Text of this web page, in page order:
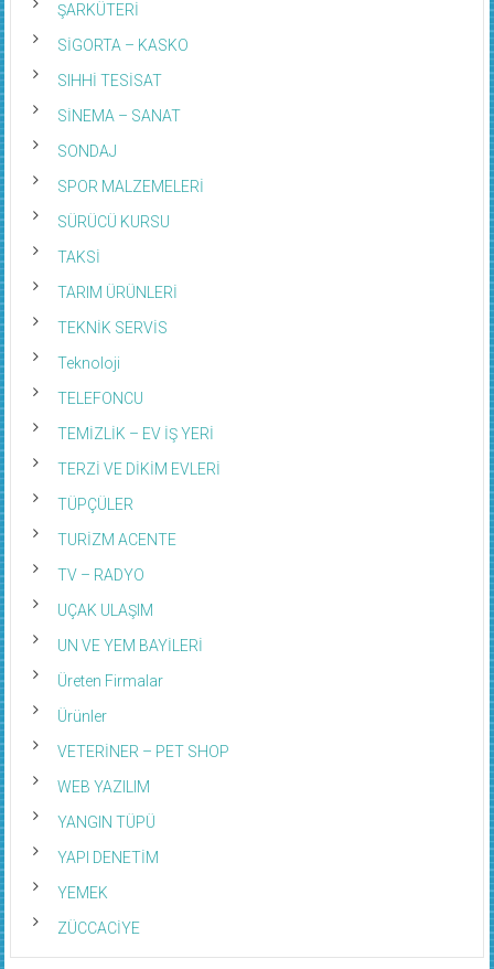
ŞARKÜTERİ
SİGORTA – KASKO
SIHHİ TESİSAT
SİNEMA – SANAT
SONDAJ
SPOR MALZEMELERİ
SÜRÜCÜ KURSU
TAKSİ
TARIM ÜRÜNLERİ
TEKNİK SERVİS
Teknoloji
TELEFONCU
TEMİZLİK – EV İŞ YERİ
TERZİ VE DİKİM EVLERİ
TÜPÇÜLER
TURİZM ACENTE
TV – RADYO
UÇAK ULAŞIM
UN VE YEM BAYİLERİ
Üreten Firmalar
Ürünler
VETERİNER – PET SHOP
WEB YAZILIM
YANGIN TÜPÜ
YAPI DENETİM
YEMEK
ZÜCCACİYE